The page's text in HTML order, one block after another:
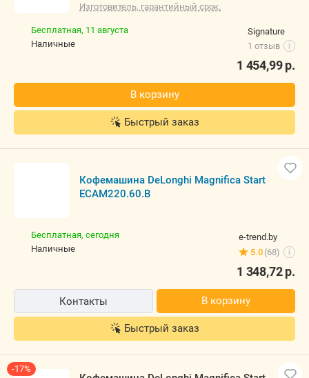
Изготовитель, гарантийный срок.
Signature
1 отзыв
i
Бесплатная, 11 августа
наличные
1 454,99р.
В корзину
Быстрый заказ
Кофемашина DeLonghi Magnifica Start
ECAM220.60.B
e-trend.by
5.0 (68) i
Бесплатная, сегодня
наличные
1 348,72р.
Контакты В корзину
Быстрый заказ
-17%